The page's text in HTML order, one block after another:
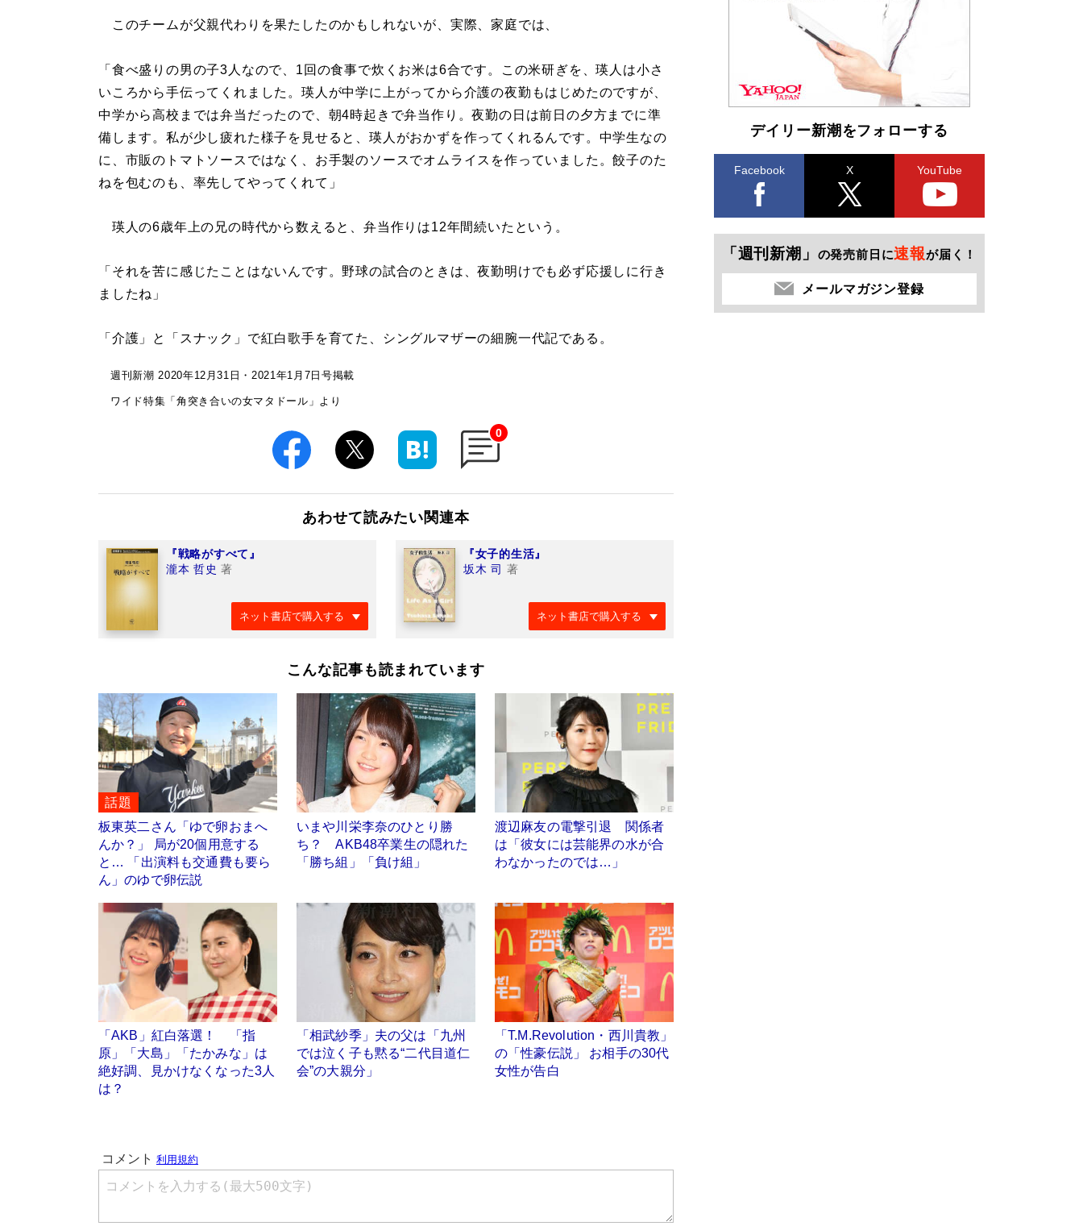
このチームが父親代わりを果たしたのかもしれないが、実際、家庭では、
「食べ盛りの男の子3人なので、1回の食事で炊くお米は6合です。この米研ぎを、瑛人は小さ
いころから手伝ってくれました。瑛人が中学に上がってから介護の夜勤もはじめたのですが、
中学から高校までは弁当だったので、朝4時起きで弁当作り。夜勤の日は前日の夕方までに準
備します。私が少し疲れた様子を見せると、瑛人がおかずを作ってくれるんです。中学生なの
に、市販のトマトソースではなく、お手製のソースでオムライスを作っていました。餃子のた
ねを包むのも、率先してやってくれて」
瑛人の6歳年上の兄の時代から数えると、弁当作りは12年間続いたという。
「それを苦に感じたことはないんです。野球の試合のときは、夜勤明けでも必ず応援しに行き
ましたね」
「介護」と「スナック」で紅白歌手を育てた、シングルマザーの細腕一代記である。
週刊新潮 2020年12月31日・2021年1月7日号掲載
ワイド特集「角突き合いの女マタドール」より
0
あわせて読みたい関連本
『戦略がすべて』
瀧本 哲史 著
ネット書店で購入する
『女子的生活』
坂木 司 著
ネット書店で購入する
こんな記事も読まれています
話題
板東英二さん「ゆで卵おまへ
んか？」 局が20個用意する
と… 「出演料も交通費も要ら
ん」のゆで卵伝説
いまや川栄李奈のひとり勝
ち？ AKB48卒業生の隠れた
「勝ち組」「負け組」
渡辺麻友の電撃引退 関係者
は「彼女には芸能界の水が合
わなかったのでは…」
「AKB」紅白落選！ 「指
原」「大島」「たかみな」は
絶好調、見かけなくなった3人
は？
「相武紗季」夫の父は「九州
では泣く子も黙る“二代目道仁
会”の大親分」
「T.M.Revolution・西川貴教」
の「性豪伝説」 お相手の30代
女性が告白
デイリー新潮をフォローする
Facebook X YouTube
「週刊新潮」 の発売前日に速報が届く！
メールマガジン登録